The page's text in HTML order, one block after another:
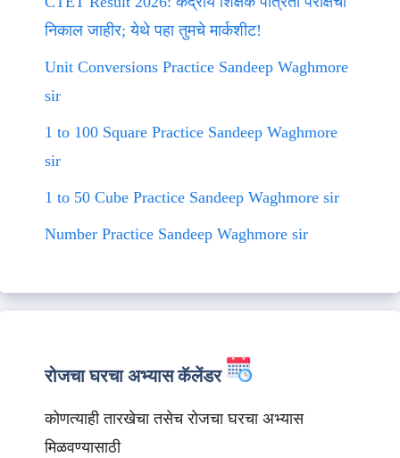
निकाल जाहीर; येथे पहा तुमचे मार्कशीट!
Unit Conversions Practice Sandeep Waghmore
sir
1 to 100 Square Practice Sandeep Waghmore
sir
1 to 50 Cube Practice Sandeep Waghmore sir
Number Practice Sandeep Waghmore sir
रोजचा घरचा अभ्यास कॅलेंडर
कोणत्याही तारखेचा तसेच रोजचा घरचा अभ्यास
मिळवण्यासाठी